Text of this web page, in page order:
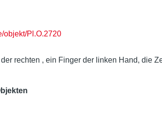
objekt/Pl.O.2720
rechten , ein Finger der linken Hand, die